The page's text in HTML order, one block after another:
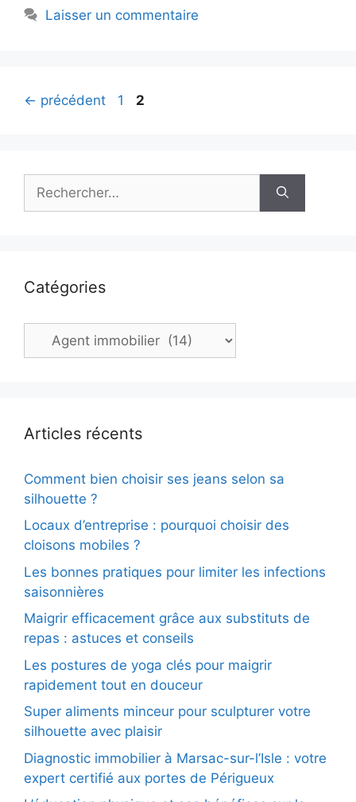
Laisser un commentaire
← précédent Page
1 Page
2
Catégories
Catégories
Articles récents
Comment bien choisir ses jeans selon sa
silhouette ?
Locaux d’entreprise : pourquoi choisir des
cloisons mobiles ?
Les bonnes pratiques pour limiter les infections
saisonnières
Maigrir efficacement grâce aux substituts de
repas : astuces et conseils
Les postures de yoga clés pour maigrir
rapidement tout en douceur
Super aliments minceur pour sculpturer votre
silhouette avec plaisir
Diagnostic immobilier à Marsac-sur-l’Isle : votre
expert certifié aux portes de Périgueux